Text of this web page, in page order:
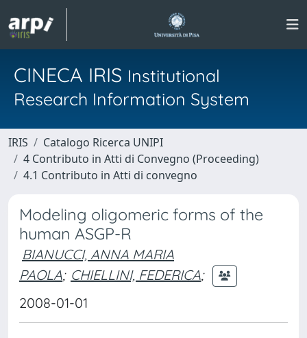
CINECA IRIS Institutional
Research Information System
IRIS
Catalogo Ricerca UNIPI
4 Contributo in Atti di Convegno (Proceeding)
4.1 Contributo in Atti di convegno
Modeling oligomeric forms of the
human ASGP-R
BIANUCCI, ANNA MARIA
PAOLA; CHIELLINI, FEDERICA;
2008-01-01